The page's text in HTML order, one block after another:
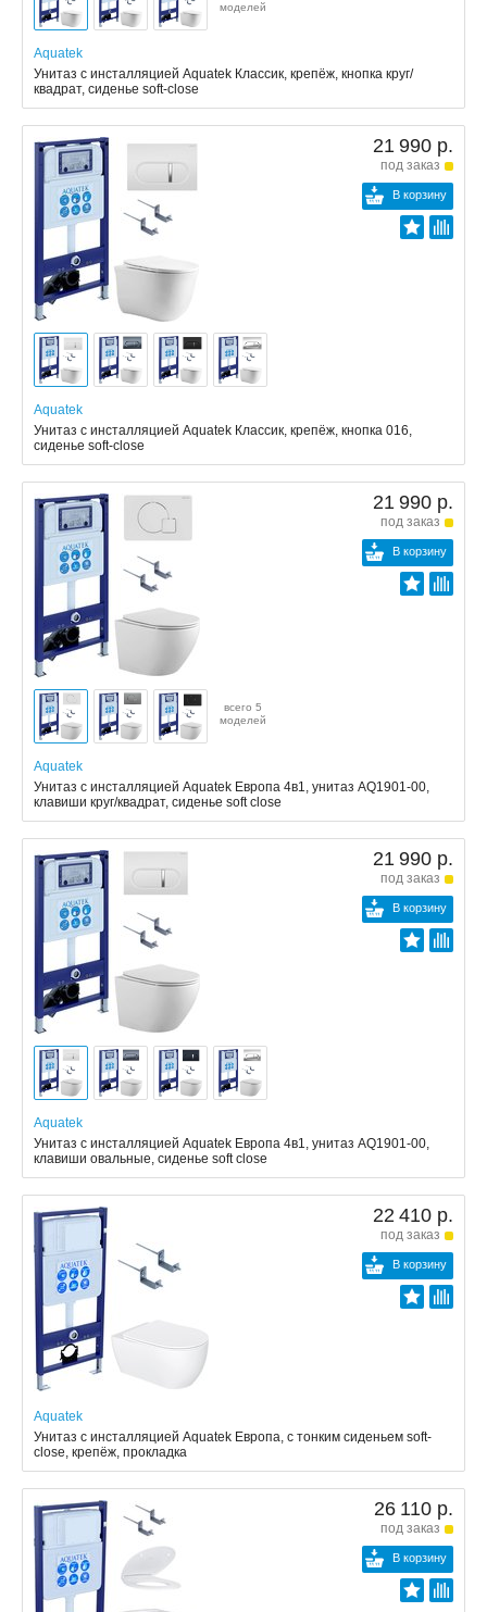
моделей
Aquatek
Унитаз с инсталляцией Aquatek Классик, крепёж, кнопка круг/
квадрат, сиденье soft-close
21 990 р.
под заказ
В корзину
Aquatek
Унитаз с инсталляцией Aquatek Классик, крепёж, кнопка 016,
сиденье soft-close
21 990 р.
под заказ
В корзину
всего 5
моделей
Aquatek
Унитаз с инсталляцией Aquatek Европа 4в1, унитаз AQ1901-00,
клавиши круг/квадрат, сиденье soft close
21 990 р.
под заказ
В корзину
Aquatek
Унитаз с инсталляцией Aquatek Европа 4в1, унитаз AQ1901-00,
клавиши овальные, сиденье soft close
22 410 р.
под заказ
В корзину
Aquatek
Унитаз с инсталляцией Aquatek Европа, с тонким сиденьем soft-
close, крепёж, прокладка
26 110 р.
под заказ
В корзину